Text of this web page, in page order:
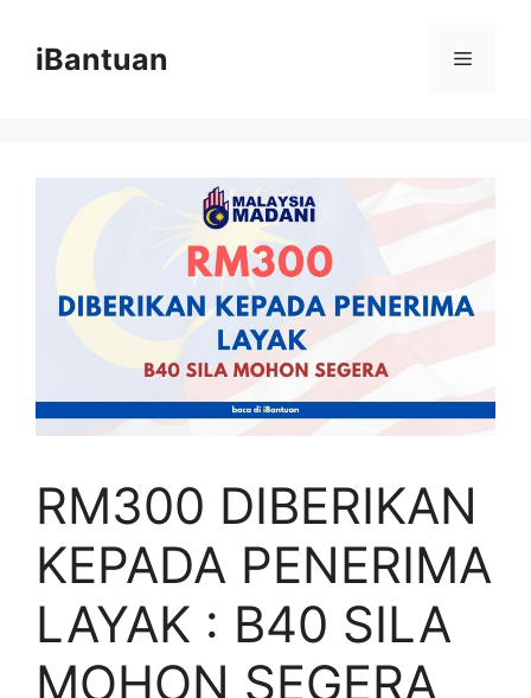
contentiBantuan Menu
RM300 DIBERIKAN
KEPADA PENERIMA
LAYAK : B40 SILA
MOHON SEGERA